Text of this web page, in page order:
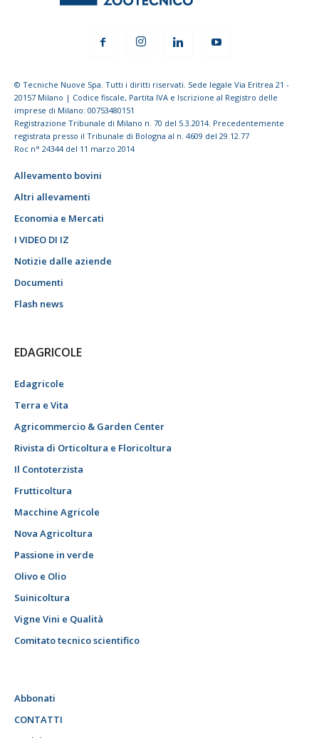
© Tecniche Nuove Spa. Tutti i diritti riservati. Sede legale Via Eritrea 21 -
20157 Milano | Codice fiscale, Partita IVA e Iscrizione al Registro delle
imprese di Milano: 00753480151
Registrazione Tribunale di Milano n. 70 del 5.3.2014. Precedentemente
registrata presso il Tribunale di Bologna al n. 4609 del 29.12.77
Roc n° 24344 del 11 marzo 2014
Allevamento bovini
Altri allevamenti
Economia e Mercati
I VIDEO DI IZ
Notizie dalle aziende
Documenti
Flash news
EDAGRICOLE
Edagricole
Terra e Vita
Agricommercio & Garden Center
Rivista di Orticoltura e Floricoltura
Il Contoterzista
Frutticoltura
Macchine Agricole
Nova Agricoltura
Passione in verde
Olivo e Olio
Suinicoltura
Vigne Vini e Qualità
Comitato tecnico scientifico
Abbonati
CONTATTI